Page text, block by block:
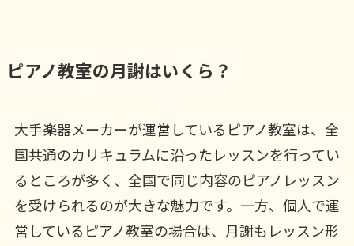
ピアノ教室の月謝はいくら？
大手楽器メーカーが運営しているピアノ教室は、全
国共通のカリキュラムに沿ったレッスンを行ってい
るところが多く、全国で同じ内容のピアノレッスン
を受けられるのが大きな魅力です。一方、個人で運
営しているピアノ教室の場合は、月謝もレッスン形